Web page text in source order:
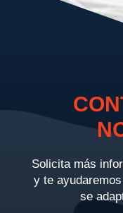
Solicita más
y te
se